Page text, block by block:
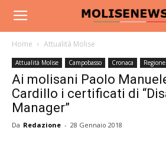
Home Attualità Molise
Attualità Molise Campobasso Cronaca Regione
Ai molisani Paolo
Cardillo i certificati di
Manager”
Da Redazione - 28 Gennaio 2018